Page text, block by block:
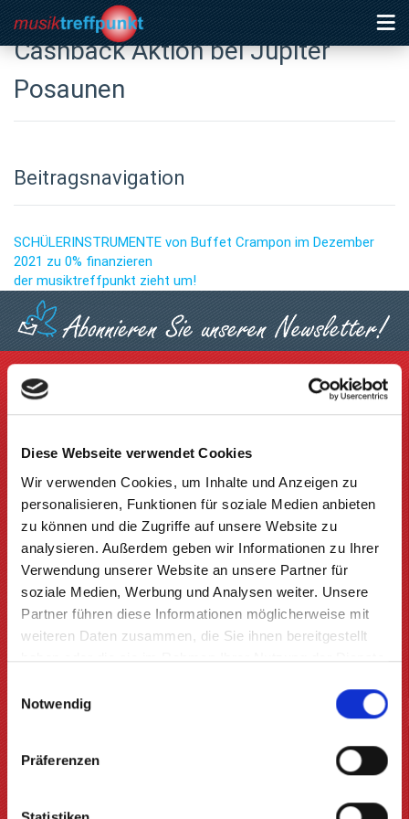
Diese Webseite verwendet Cookies
Wir verwenden Cookies, um Inhalte und Anzeigen zu
personalisieren, Funktionen für soziale Medien anbieten
zu können und die Zugriffe auf unsere Website zu
analysieren. Außerdem geben wir Informationen zu Ihrer
Verwendung unserer Website an unsere Partner für
soziale Medien, Werbung und Analysen weiter. Unsere
Partner führen diese Informationen möglicherweise mit
weiteren Daten zusammen, die Sie ihnen bereitgestellt
haben oder die sie im Rahmen Ihrer Nutzung der Dienste
Notwendig
Präferenzen
Cashback Aktion bei Jupiter
Posaunen
Beitragsnavigation
SCHÜLERINSTRUMENTE von Buffet Crampon im Dezember
2021 zu 0% finanzieren
der musiktreffpunkt zieht um!
Informationen
Kontakt
Impressum
Privatsphäre und Datenschutz